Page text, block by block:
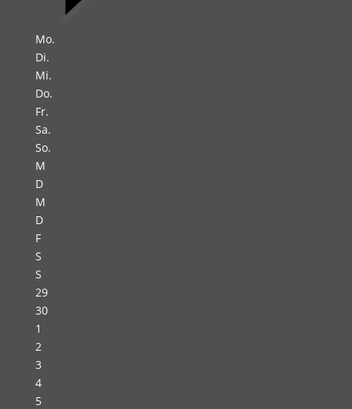
Mo.
Di.
Mi.
Do.
Fr.
Sa.
So.
M
D
M
D
F
S
S
29
30
1
2
3
4
5